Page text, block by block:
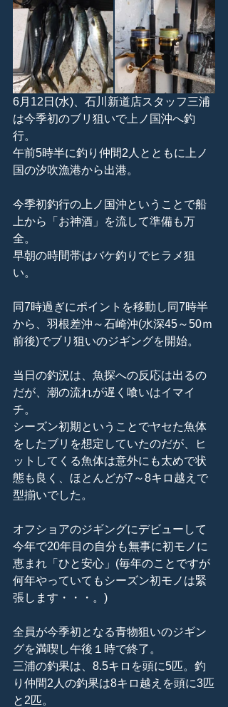
6月12日(水)、石川新道店スタッフ三浦
は今季初のブリ狙いで上ノ国沖へ釣
行。
午前5時半に釣り仲間2人とともに上ノ
国の汐吹漁港から出港。
今季初釣行の上ノ国沖ということで船
上から「お神酒」を流して準備も万
全。
早朝の時間帯はバケ釣りでヒラメ狙
い。
同7時過ぎにポイントを移動し同7時半
から、羽根差沖～石崎沖(水深45～50ｍ
前後)でブリ狙いのジギングを開始。
当日の釣況は、魚探への反応は出るの
だが、潮の流れが遅く喰いはイマイ
チ。
シーズン初期ということでヤセた魚体
をしたブリを想定していたのだが、ヒ
ットしてくる魚体は意外にも太めで状
態も良く、ほとんどが7～8キロ越えで
型揃いでした。
オフショアのジギングにデビューして
今年で20年目の自分も無事に初モノに
恵まれ「ひと安心」(毎年のことですが
何年やっていてもシーズン初モノは緊
張します・・・。)
全員が今季初となる青物狙いのジギン
グを満喫し午後１時で終了。
三浦の釣果は、8.5キロを頭に5匹。釣
り仲間2人の釣果は8キロ越えを頭に3匹
と2匹。